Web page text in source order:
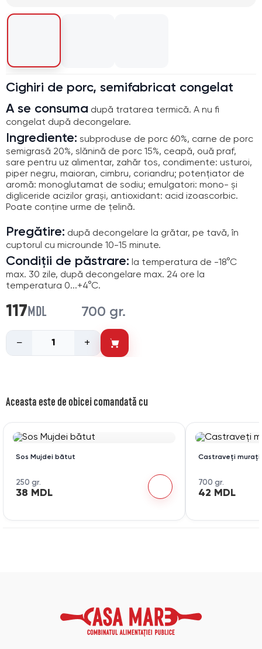
Cighiri de porc, semifabricat congelat
A se consuma după tratarea termică. A nu fi
congelat după decongelare.
Ingrediente: subproduse de porc 60%, carne de porc
semigrasă 20%, slănină de porc 15%, ceapă, ouă praf,
sare pentru uz alimentar, zahăr tos, condimente: usturoi,
piper negru, maioran, cimbru, coriandru; potențiator de
aromă: monoglutamat de sodiu; emulgatori: mono- și
digliceride acizilor grași, antioxidant: acid izoascorbic.
Poate conține urme de țelină.
Pregătire: după decongelare la grătar, pe tavă, în
cuptorul cu microunde 10-15 minute.
Condiții de păstrare: la temperatura de -18°C
max. 30 zile, după decongelare max. 24 ore la
temperatura 0...+4°C.
117MDL 700 gr.
− +
Aceasta este de obicei comandată cu
Sos Mujdei bătut
250 gr.
38 MDL
Castraveți murați
700 gr.
42 MDL